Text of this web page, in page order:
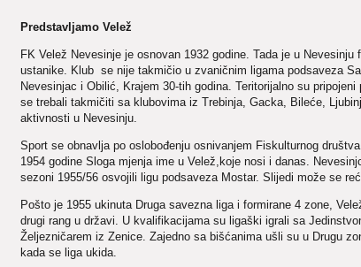
Predstavljamo Velež
FK Velež Nevesinje je osnovan 1932 godine. Tada je u
ustanike. Klub se nije takmičio u zvaničnim ligama podsaveza
Nevesinjac i Obilić, Krajem 30-tih godina. Teritorijalno su
se trebali takmičiti sa klubovima iz Trebinja, Gacka, Bileće,
aktivnosti u Nevesinju.
Sport se obnavlja po oslobođenju osnivanjem Fiskulturnog
1954 godine Sloga mjenja ime u Velež,koje nosi i danas.
sezoni 1955/56 osvojili ligu podsaveza Mostar. Slijedi može se
Pošto je 1955 ukinuta Druga savezna liga i formirane 4 zone,
drugi rang u državi. U kvalifikacijama su ligaški igrali sa
Željezničarem iz Zenice. Zajedno sa bišćanima ušli su u Drugu
kada se liga ukida.